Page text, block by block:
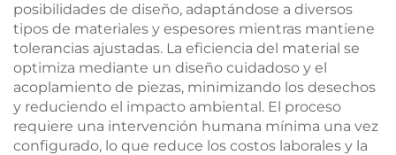
posibilidades de diseño, adaptándose a diversos
tipos de materiales y espesores mientras mantiene
tolerancias ajustadas. La eficiencia del material se
optimiza mediante un diseño cuidadoso y el
acoplamiento de piezas, minimizando los desechos
y reduciendo el impacto ambiental. El proceso
requiere una intervención humana mínima una vez
configurado, lo que reduce los costos laborales y la